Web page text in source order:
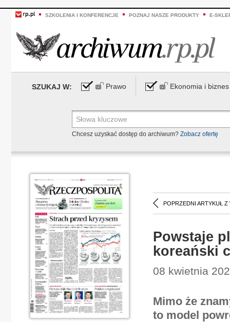
SZKOLENIA I KONFERENCJE POZNAJ NASZE PRODUKTY E-
SZUKAJ W: Prawo Ekonomia i biznes
Chcesz uzyskać dostęp do archiwum? Zobacz ofertę
POPRZEDNI ARTYKUŁ Z
Powstaje
koreański
08 kwietnia
Mimo że
to model